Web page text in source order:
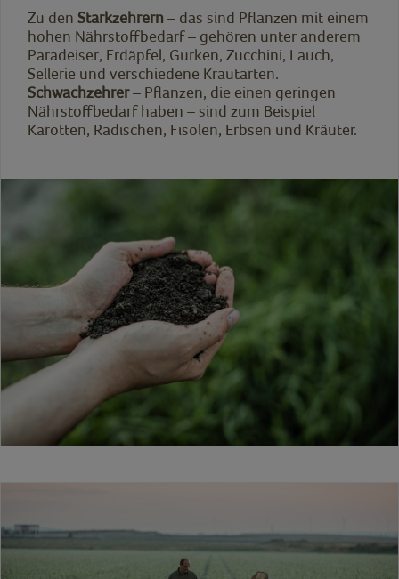
Zu den Starkzehrern – das sind Pflanzen mit einem
hohen Nährstoffbedarf – gehören unter anderem
Paradeiser, Erdäpfel, Gurken, Zucchini, Lauch,
Sellerie und verschiedene Krautarten.
Schwachzehrer– Pflanzen, die einen geringen
Nährstoffbedarf haben – sind zum Beispiel
Karotten, Radischen, Fisolen, Erbsen und Kräuter.